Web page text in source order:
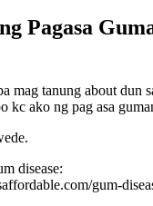
Pagasa
mag tanung about dun
kc ako ng pag asa
disease:
gum-